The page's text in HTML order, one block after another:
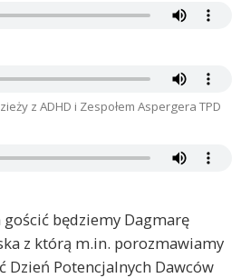
z ADHD i Zespołem Aspergera TPD
będziemy Dagmarę
z którą m.in. porozmawiamy
Dzień Potencjalnych Dawców